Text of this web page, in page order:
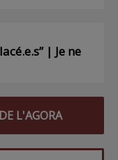
| Je ne
L'AGORA